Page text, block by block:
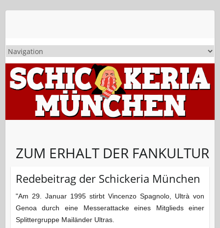
ZUM ERHALT DER FANKULTUR
Redebeitrag der Schickeria München
"Am 29. Januar 1995 stirbt Vincenzo Spagnolo, Ultrà von
Genoa durch eine Messerattacke eines Mitglieds einer
Splittergruppe Mailänder Ultras.